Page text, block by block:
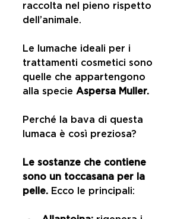
raccolta nel pieno rispetto
dell’animale.
Le lumache ideali per i
trattamenti cosmetici sono
quelle che appartengono
alla specie Aspersa Muller.
Perché la bava di questa
lumaca è così preziosa?
Le sostanze che contiene
sono un toccasana per la
pelle. Ecco le principali: